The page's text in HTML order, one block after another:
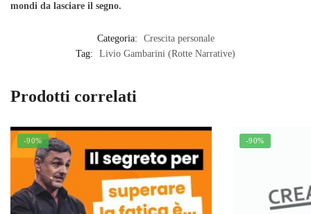
mondi da lasciare il segno.
Categoria:
Crescita personale
Tag:
Livio Gambarini (Rotte Narrative)
Prodotti correlati
-90% -90%